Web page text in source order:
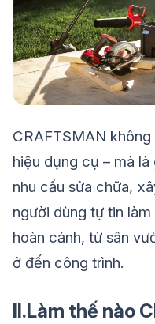
CRAFTSMAN
hiệu dụng cụ – mà
nhu cầu sửa chữa,
người dùng tự tin
hoàn cảnh, từ sân
ở đến công trình.
II.Làm thế nào